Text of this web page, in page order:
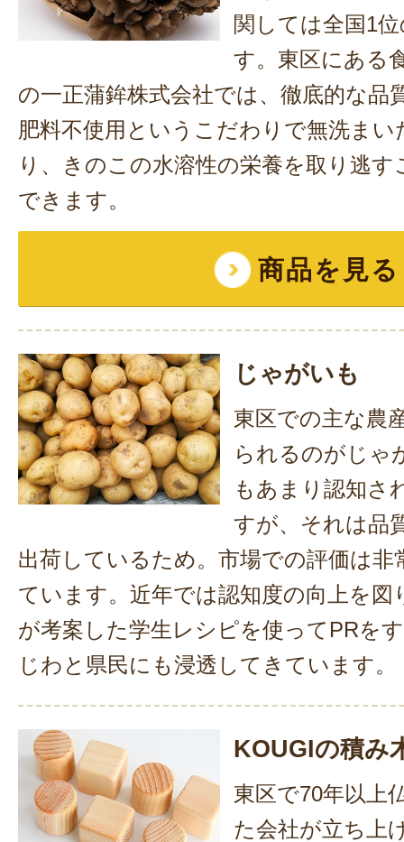
関しては全国1
す。東区にある
の一正蒲鉾株式会社では、徹底的な品
肥料不使用というこだわりで無洗ま
り、きのこの水溶性の栄養を取り逃
できます。
商品を見る
じゃがいも
東区での主な農
られるのがじゃ
もあまり認知さ
すが、それは品
出荷しているため。市場での評価は
ています。近年では認知度の向上を図
が考案した学生レシピを使ってPRを
じわと県民にも浸透してきています。
KOUGIの積み
東区で70年以上
た会社が立ち上